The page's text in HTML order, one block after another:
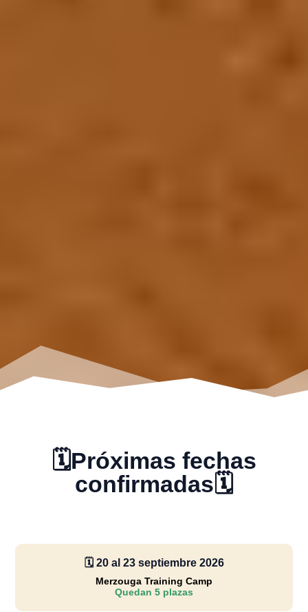
🗓️Próximas fechas
confirmadas🗓️
🗓️ 20 al 23 septiembre 2026
Merzouga Training Camp
Quedan 5 plazas